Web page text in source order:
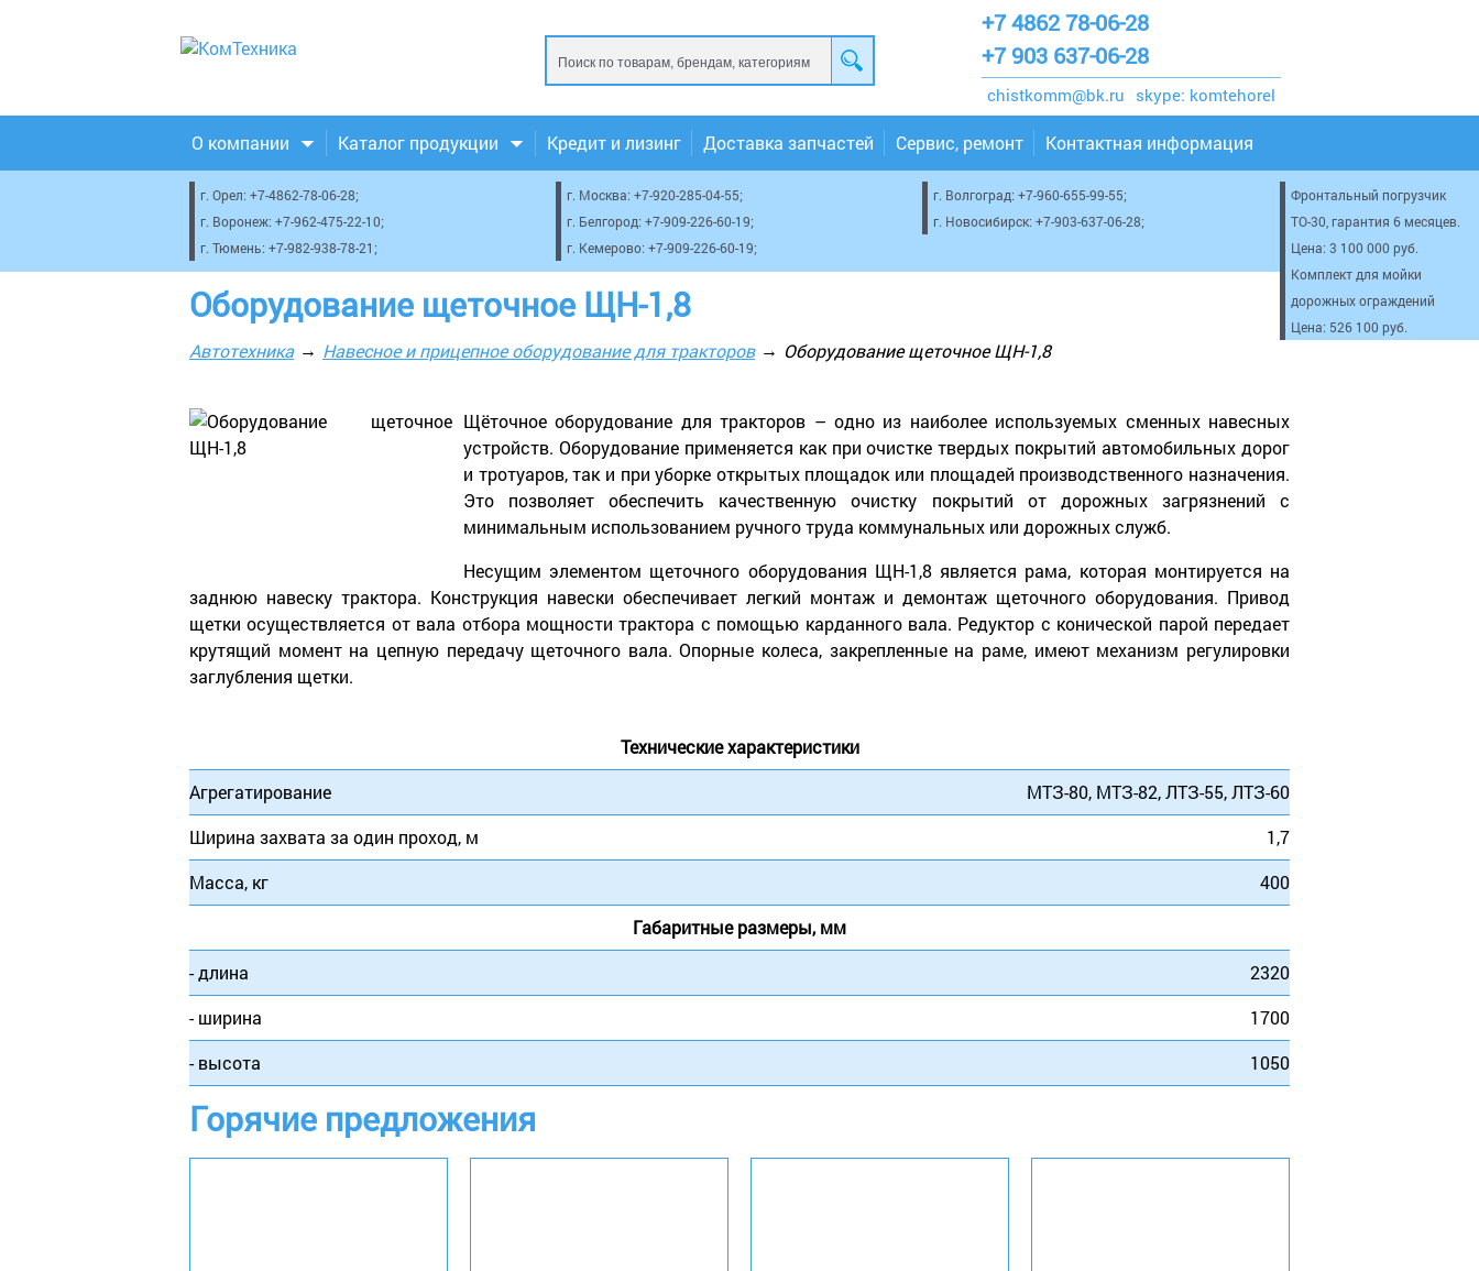
+7 4862 78-06-28
+7 903 637-06-28
chistkomm@bk.ru skype: komtehorel
О компании Каталог продукции Кредит и лизинг Доставка запчастей Сервис, ремонт Контактная информация
г. Орел: +7-4862-78-06-28; г. Москва: +7-920-285-04-55; г. Волгоград: +7-960-655-99-55;
г. Воронеж: +7-962-475-22-10; г. Белгород: +7-909-226-60-19; г. Новосибирск: +7-903-637-06-28;
г. Тюмень: +7-982-938-78-21 ; г. Кемерово: +7-909-226-60-19;
Фронтальный погрузчик
ТО-30, гарантия 6 месяцев.
Цена: 3 100 000 руб.
Комплект для мойки
дорожных ограждений
Цена: 526 100 руб.
Оборудование щеточное ЩН-1,8
Автотехника Навесное и прицепное оборудование для тракторов Оборудование щеточное ЩН-1,8
Щёточное оборудование для тракторов – одно из наиболее используемых сменных навесных
устройств. Оборудование применяется как при очистке твердых покрытий автомобильных дорог
и тротуаров, так и при уборке открытых площадок или площадей производственного назначения.
Это позволяет обеспечить качественную очистку покрытий от дорожных загрязнений с
минимальным использованием ручного труда коммунальных или дорожных служб.
Несущим элементом щеточного оборудования ЩН-1,8 является рама, которая монтируется на
заднюю навеску трактора. Конструкция навески обеспечивает легкий монтаж и демонтаж щеточного оборудования. Привод
щетки осуществляется от вала отбора мощности трактора с помощью карданного вала. Редуктор с конической парой передает
крутящий момент на цепную передачу щеточного вала. Опорные колеса, закрепленные на раме, имеют механизм регулировки
заглубления щетки.
Технические характеристики
Агрегатирование
МТЗ-80, МТЗ-82, ЛТЗ-55, ЛТЗ-60
Ширина захвата за один проход, м
1,7
Масса, кг
400
Габаритные размеры, мм
- длина
2320
- ширина
1700
- высота
1050
Горячие предложения